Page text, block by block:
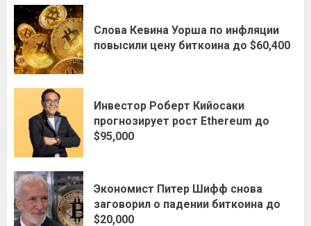
Слова Кевина Уорша по инфляции
повысили цену биткоина до $60,400
Инвестор Роберт Кийосаки
прогнозирует рост Ethereum до
$95,000
Экономист Питер Шифф снова
заговорил о падении биткоина до
$20,000